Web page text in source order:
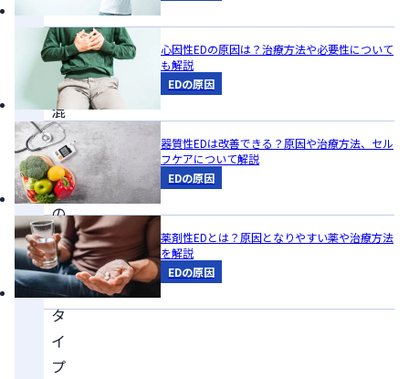
因
性
ED・
混
合
型
ED
の
4
つ
の
タ
イ
プ
心因性EDの原因は？治療方法や必要性について
も解説
EDの原因
器質性EDは改善できる？原因や治療方法、セル
フケアについて解説
EDの原因
薬剤性EDとは？原因となりやすい薬や治療方法
を解説
EDの原因